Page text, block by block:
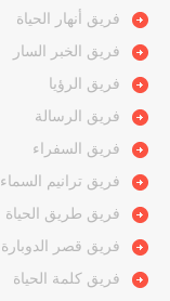
فريق أنهار الحياة
فريق الخبر السار
فريق الرؤيا
فريق الرسالة
فريق السفراء
فريق ترانيم السماء
فريق طريق الحياة
فريق قصر الدوبارة
فريق كلمة الحياة